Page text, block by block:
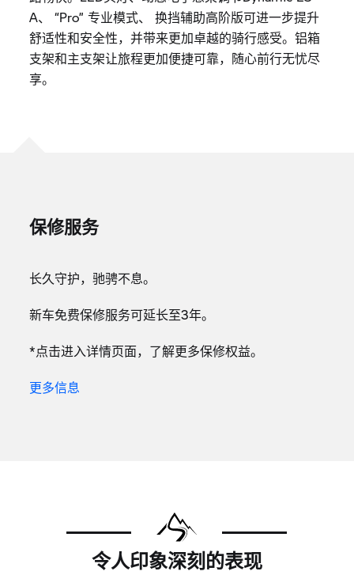
A、 “Pro” 专业模式、 换挡辅助高阶版可进一步提升
舒适性和安全性，并带来更加卓越的骑行感受。铝箱
支架和主支架让旅程更加便捷可靠，随心前行无忧尽
享。
保修服务
长久守护，驰骋不息。
新车免费保修服务可延长至3年。
*点击进入详情页面，了解更多保修权益。
更多信息
令人印象深刻的表现